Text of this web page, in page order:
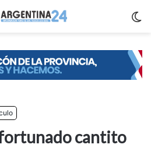
cantito